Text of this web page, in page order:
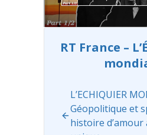
RT France –
L’ECHIQUIER
Géopolitique et
histoire d’amour